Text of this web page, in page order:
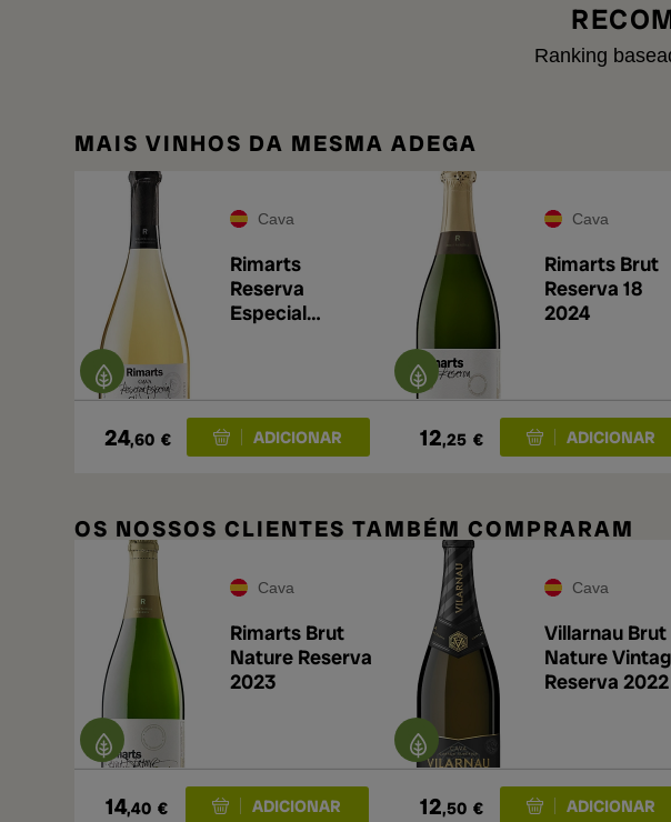
Ranking
MAIS VINHOS DA MESMA ADEGA
Cava
Rimarts
Reserva
Especial
24,60 €
Cava
Rimarts Brut
Reserva 18
2024
12,25 €
OS NOSSOS CLIENTES TAMBÉM COMPRARAM
Cava
Rimarts Brut
Nature Reserva
2023
14,40 €
Cava
Villarnau Brut
Nature
Reserva 2022
12,50 €